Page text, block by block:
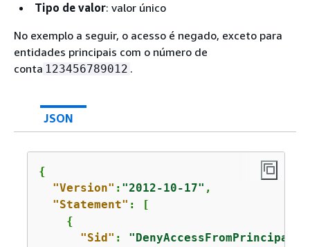
Tipo de valor: valor único
No exemplo a seguir, o acesso é negado, exceto para
entidades principais com o número de
conta 123456789012 .
JSON
{
"Version" : "2012-10-17" ,
"Statement" : [
{
"Sid" :